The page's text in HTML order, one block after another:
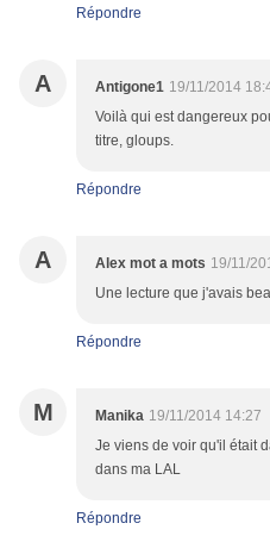
Répondre
A Antigone1 19/11/2014
Voilà qui est dangereux
titre, gloups.
Répondre
A Alex mot a mots 19/11/
Une lecture que j'avais
Répondre
M Manika 19/11/2014 14:27
Je viens de voir qu'il était
dans ma LAL
Répondre